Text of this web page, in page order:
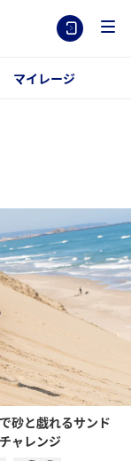
マイレージ
砂と戯れるサンド
ャレンジ